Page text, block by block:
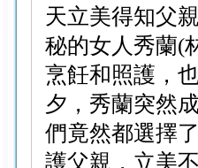
天立美得知父
秘的女人秀蘭(
烹飪和照護，
夕，秀蘭突然
們竟然都選擇
護父親，立美